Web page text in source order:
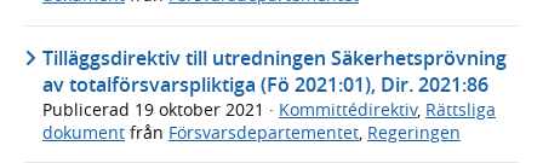
Tilläggsdirektiv till utredningen Säkerhetsprövning
av totalförsvarspliktiga (Fö 2021:01), Dir. 2021:86
Publicerad 19 oktober 2021 · Kommittédirektiv, Rättsliga
dokument från Försvarsdepartementet, Regeringen